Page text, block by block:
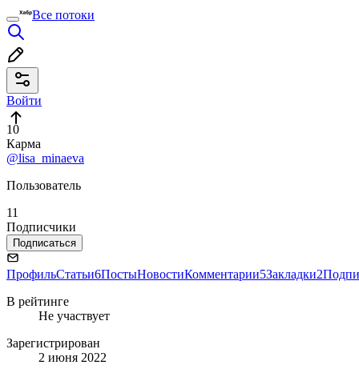
Все потоки
Войти
10
Карма
@lisa_minaeva
Пользователь
11
Подписчики
Подписаться
ПрофильСтатьи6ПостыНовостиКомментарии5Закладки2
В рейтинге
Не участвует
Зарегистрирован
2 июня 2022